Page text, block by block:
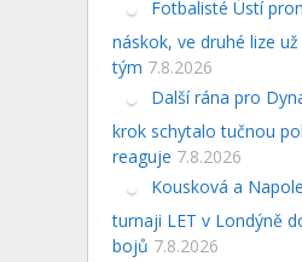
Fotbalisté Ústí
náskok, ve druhé lize
tým 7.8.2026
Další rána pro
krok schytalo tučnou
reaguje 7.8.2026
Kousková a
turnaji LET v Londýně
bojů 7.8.2026